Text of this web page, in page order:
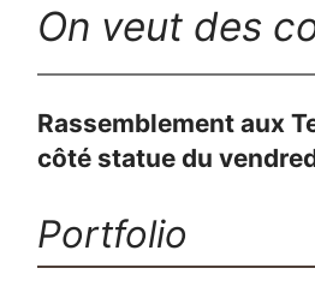
On veut des
Rassemblement aux
côté statue du
Portfolio